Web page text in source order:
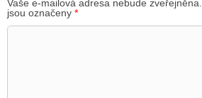
Vaše e-mailová adresa nebude zveřejněna.
jsou označeny *